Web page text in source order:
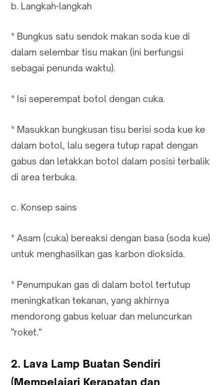
b. Langkah-langkah
* Bungkus satu sendok makan soda kue di
dalam selembar tisu makan (ini berfungsi
sebagai penunda waktu).
* Isi seperempat botol dengan cuka.
* Masukkan bungkusan tisu berisi soda kue ke
dalam botol, lalu segera tutup rapat dengan
gabus dan letakkan botol dalam posisi terbalik
di area terbuka.
c. Konsep sains
* Asam (cuka) bereaksi dengan basa (soda kue)
untuk menghasilkan gas karbon dioksida.
* Penumpukan gas di dalam botol tertutup
meningkatkan tekanan, yang akhirnya
mendorong gabus keluar dan meluncurkan
"roket."
2. Lava Lamp Buatan Sendiri
(Mempelajari Kerapatan dan